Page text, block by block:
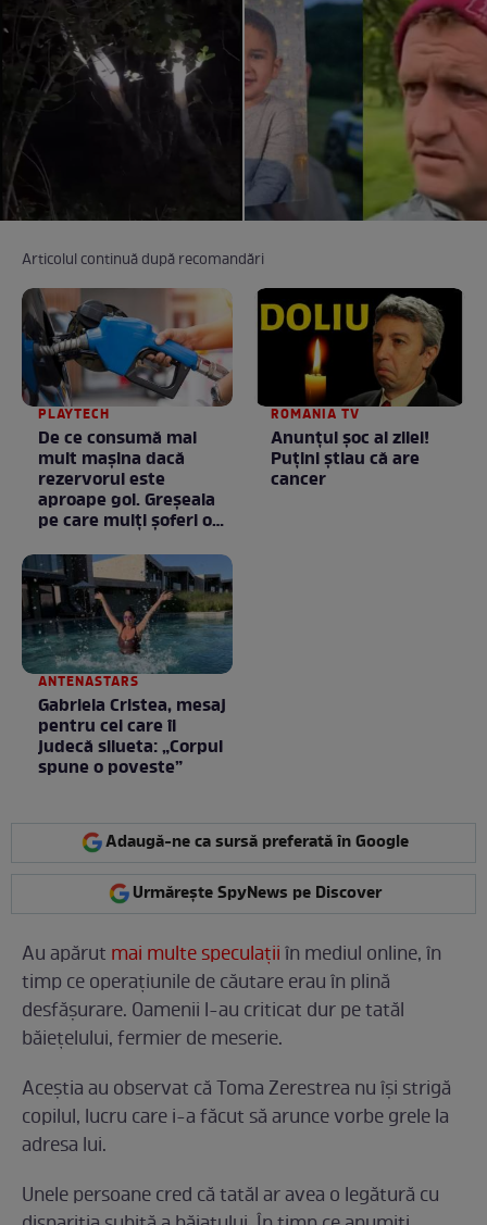
Articolul continuă după recomandări
PLAYTECH
De ce consumă mai
mult mașina dacă
rezervorul este
aproape gol. Greșeala
pe care mulți șoferi o
ROMANIA TV
Anunţul şoc al zilei!
Puţini ştiau că are
cancer
ANTENASTARS
Gabriela Cristea, mesaj
pentru cei care îi
judecă silueta: „Corpul
spune o poveste”
Adaugă-ne ca sursă preferată în Google
Urmărește SpyNews pe Discover
Au apărut mai multe speculațiiîn mediul online, în
timp ce operațiunile de căutare erau în plină
desfășurare. Oamenii l-au criticat dur pe tatăl
băiețelului, fermier de meserie.
Aceștia au observat că Toma Zerestrea nu își strigă
copilul, lucru care i-a făcut să arunce vorbe grele la
adresa lui.
Unele persoane cred că tatăl ar avea o legătură cu